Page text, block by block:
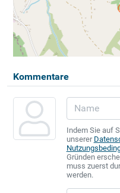
Kommentare
Indem Sie auf
unserer
Gründen
muss zuerst
werden.